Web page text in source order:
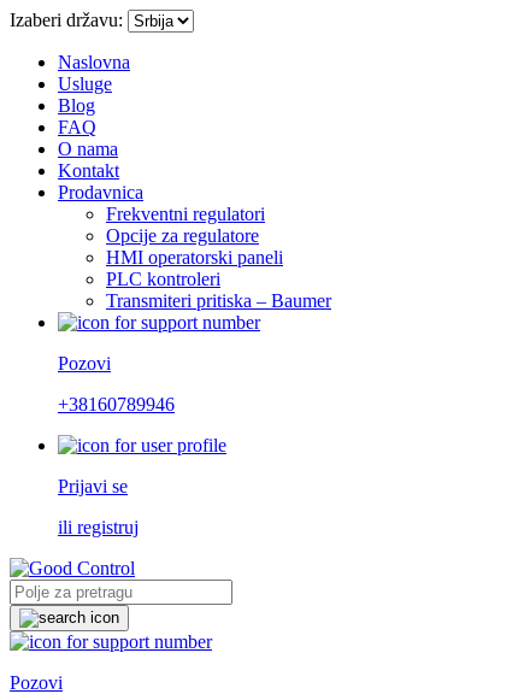
Izaberi državu:
Naslovna
Usluge
Blog
FAQ
O nama
Kontakt
Prodavnica
Frekventni regulatori
Opcije za regulatore
HMI operatorski paneli
PLC kontroleri
Transmiteri pritiska – Baumer
Pozovi
+38160789946
Prijavi se
ili registruj
Pozovi